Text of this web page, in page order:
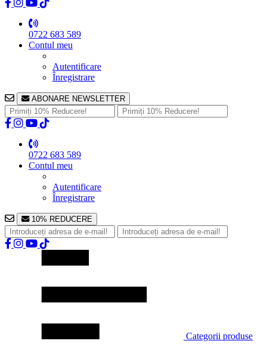
0722 683 589
Contul meu
Autentificare
Înregistrare
ABONARE NEWSLETTER
0722 683 589
Contul meu
Autentificare
Înregistrare
10% REDUCERE
Categorii produse